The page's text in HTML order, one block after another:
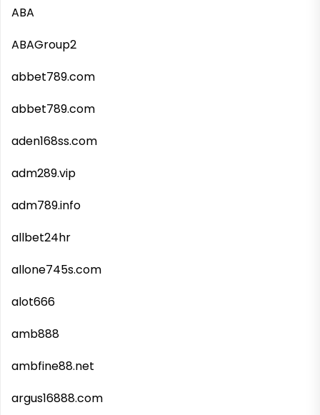
ABA
ABAGroup2
abbet789.com
abbet789.com
aden168ss.com
adm289.vip
adm789.info
allbet24hr
allone745s.com
alot666
amb888
ambfine88.net
argus16888.com